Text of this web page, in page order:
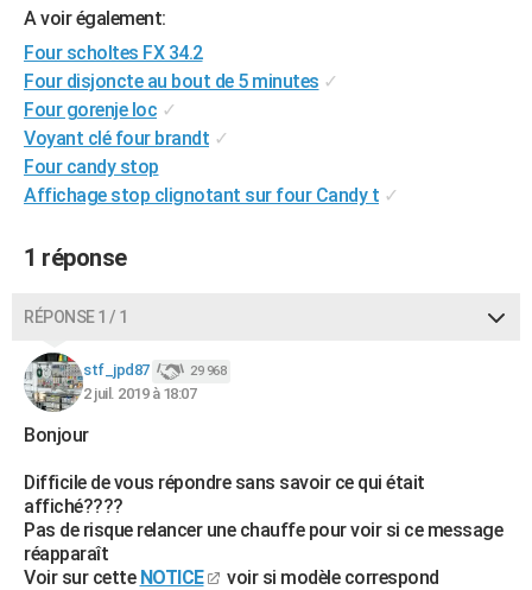
SANTE
Alimentation
Guide de la santé
Maladies
Médicaments
Sommeil
VOYAGE
Destinations
City break
Voyage nature
Voyage de noces
Forum
Climat
+PHOTO
GUIDES D'ACHAT
BONS PLANS
CARTE DE VOEUX
COPAINS D'AVANT
S'inscrire
Se connecter
Lycées
Collèges
Primaires
Universités
Entreprises
Service militaire
Avis de recherche
AVIS DE DÉCÈS
FORUM
Bricolage
Lifestyle
Culture
Sport
Auto
Television
Voyage
Cinema
A voir également:
Four scholtes FX 34.2
Four disjoncte au bout de 5 minutes ✓
Four gorenje loc ✓
Voyant clé four brandt ✓
Four candy stop
Affichage stop clignotant sur four Candy t ✓
1 réponse
RÉPONSE 1 / 1
stf_jpd87 29 968
2 juil. 2019 à 18:07
Bonjour
Difficile de vous répondre sans savoir ce qui était
affiché????
Pas de risque relancer une chauffe pour voir si ce message
réapparaît
Voir sur cette NOTICE voir si modèle correspond